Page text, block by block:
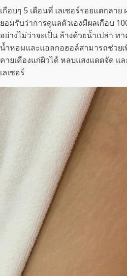
เกือบๆ 5 เดือนที่ เลเซอร์รอยแตกลา
ยอมรับว่าการดูแลตัวเองมีผลเกือบ
อย่างไม่ว่าจะเป็น ล้างด้วยน้ำเปล่า
น้ำหอมและแอลกอฮอล์สามารถช่วย
คายเคืองแก่ผิวได้ หลบแสงแดดจัด แ
เลเซอร์